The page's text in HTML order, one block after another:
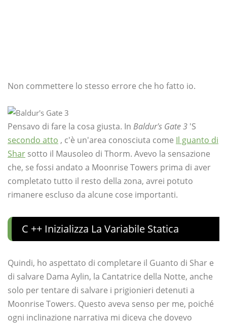
Non commettere lo stesso errore che ho fatto io.
Pensavo di fare la cosa giusta. In Baldur's Gate 3 'S
secondo atto , c'è un'area conosciuta come Il guanto di
Shar sotto il Mausoleo di Thorm. Avevo la sensazione
che, se fossi andato a Moonrise Towers prima di aver
completato tutto il resto della zona, avrei potuto
rimanere escluso da alcune cose importanti.
C ++ Inizializza La Variabile Statica
Quindi, ho aspettato di completare il Guanto di Shar e
di salvare Dama Aylin, la Cantatrice della Notte, anche
solo per tentare di salvare i prigionieri detenuti a
Moonrise Towers. Questo aveva senso per me, poiché
ogni inclinazione narrativa mi diceva che dovevo